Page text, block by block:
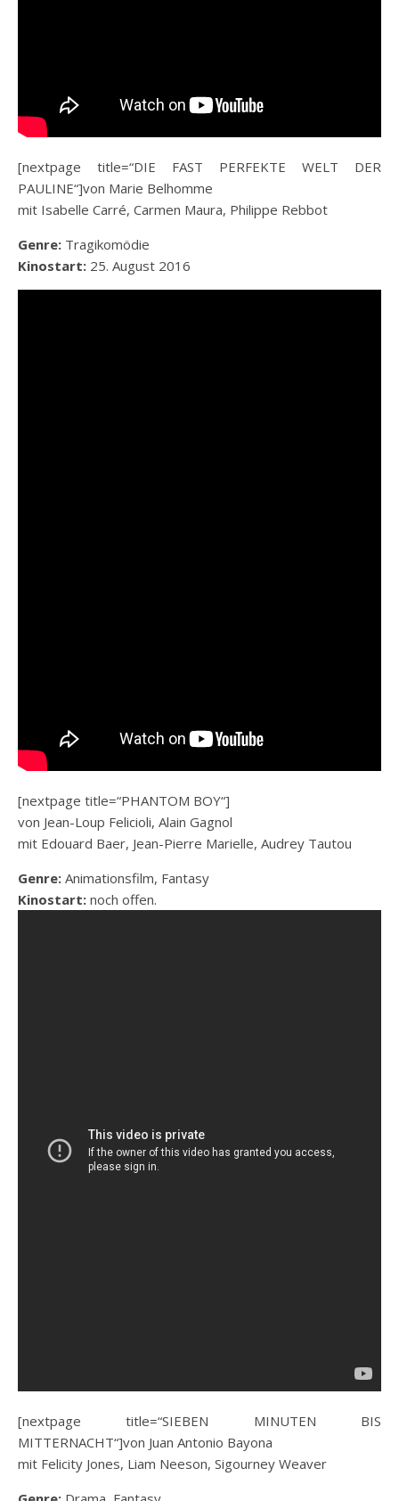
[nextpage title=“DIE FAST PERFEKTE WELT DER
PAULINE“]von Marie Belhomme
mit Isabelle Carré, Carmen Maura, Philippe Rebbot
Genre: Tragikomödie
Kinostart: 25. August 2016
[nextpage title=“PHANTOM BOY“]
von Jean-Loup Felicioli, Alain Gagnol
mit Edouard Baer, Jean-Pierre Marielle, Audrey Tautou
Genre: Animationsfilm, Fantasy
Kinostart: noch offen.
[nextpage title=“SIEBEN MINUTEN BIS
MITTERNACHT“]von Juan Antonio Bayona
mit Felicity Jones, Liam Neeson, Sigourney Weaver